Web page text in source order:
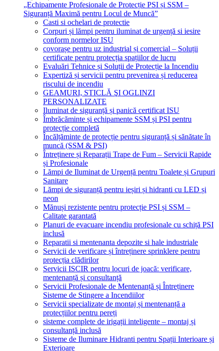
„Echipamente Profesionale de Protecție PSI și SSM –
Siguranță Maximă pentru Locul de Muncă”
Casti si ochelari de protectie
Corpuri și lămpi pentru iluminat de urgență si iesire
conform normelor ISU
covorașe pentru uz industrial și comercial – Soluții
certificate pentru protecția spațiilor de lucru
Evaluări Tehnice și Soluții de Protecție la Incendiu
Expertiză și servicii pentru prevenirea și reducerea
riscului de incendiu
GEAMURI, STICLĂ ŞI OGLINZI
PERSONALIZATE
Iluminat de siguranță și panică certificat ISU
Îmbrăcăminte și echipamente SSM și PSI pentru
protecție completă
Încălțăminte de protecție pentru siguranță și sănătate în
muncă (SSM & PSI)
Întreținere și Reparații Trape de Fum – Servicii Rapide
și Profesionale
Lămpi de Iluminat de Urgență pentru Toalete și Grupuri
Sanitare
Lămpi de siguranță pentru ieșiri și hidranti cu LED și
neon
Mănuși rezistente pentru protecție PSI și SSM –
Calitate garantată
Planuri de evacuare incendiu profesionale cu schiță PSI
inclusă
Reparatii si mentenanta depozite si hale industriale
Servicii de verificare și întreținere sprinklere pentru
protecția clădirilor
Servicii ISCIR pentru locuri de joacă: verificare,
mentenanță și consultanță
Servicii Profesionale de Mentenanță și Întreținere
Sisteme de Stingere a Incendiilor
Servicii specializate de montaj și mentenanță a
protecțiilor pentru pereți
sisteme complete de irigații inteligente – montaj și
consultanță inclusă
Sisteme de Iluminare Hidranti pentru Spații Interioare și
Exterioare